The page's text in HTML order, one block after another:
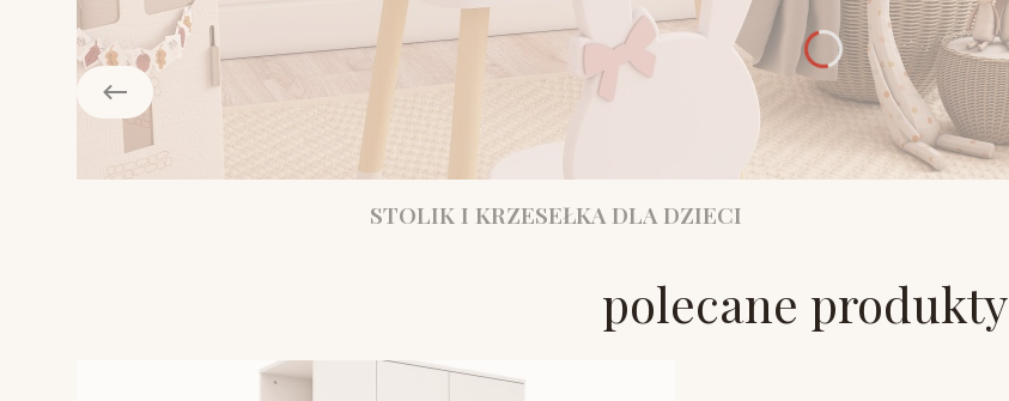
STOLIK I KRZESEŁKA DLA DZIECI
polecane produkty